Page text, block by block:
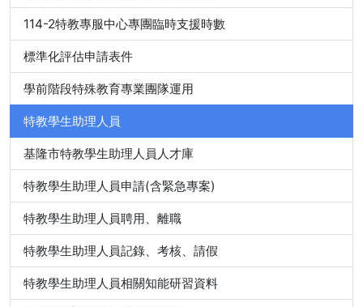
114-2特教專服中心專團臨時支援時數
標準化評估申請表件
學前階段特殊教育專業團隊運用
特教學生助理人員
基隆市特教學生助理人員人才庫
特教學生助理人員申請(含緊急專案)
特教學生助理人員聘用、離職
特教學生助理人員記錄、考核、請假
特教學生助理人員相關知能研習資料